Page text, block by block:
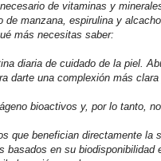
de vitaminas y
de manzana, espirulina y
más necesitas saber:
diaria de cuidado de la piel.
darte una complexión más clara
bioactivos y, por lo tanto,
que benefician directamente la
en su biodisponibilidad